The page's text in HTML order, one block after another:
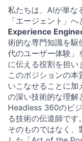
私たちは、AIが単な
「エージェント」
Experience
術的な専門知識を
代のユーザー体験」
に伝える役割を担い
このポジションの
いこなせることに
の深い技術的な理解
Headless 360のビ
る技術の伝道師で
そのものではなく、